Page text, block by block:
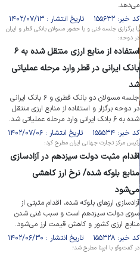
می‌دهد.
کد خبر: ۱۵۵۶۳۲ تاریخ انتشار : ۱۴۰۲/۰۷/۱۳
با برگزاری جلسه فنی و با حضور مسولان بانکی قطر و ایران
در دوحه:
استفاده از منابع ارزی منتقل شده به ۶
بانک ایرانی در قطر وارد مرحله عملیاتی
شد
جلسه مسولان دو بانک قطری و ۶ بانک ایرانی
در دوحه برگزار و استفاده از منابع ارزی منتقل
شده به ۶ بانک ایرانی وارد مرحله عملیاتی شد.
کد خبر: ۱۵۵۵۳۴ تاریخ انتشار : ۱۴۰۲/۰۷/۰۶
رئیس مرکز تجارت جهانی ایران مطرح کرد:
اقدام مثبت دولت سیزدهم در آزادسازی
منابع بلوکه شده/ نرخ ارز کاهشی
می‌شود
آزادسازی ارز‌های بلوکه شده، اقدام مثبتی از
سوی دولت سیزدهم است و سبب غنی شدن
منابع ارزی کشور و کاهش قیمت ارز می‌شود.
کد خبر: ۱۵۵۳۲۸ تاریخ انتشار : ۱۴۰۲/۰۶/۳۰
در گفت‌وگو با ایبِنا مطرح شد؛